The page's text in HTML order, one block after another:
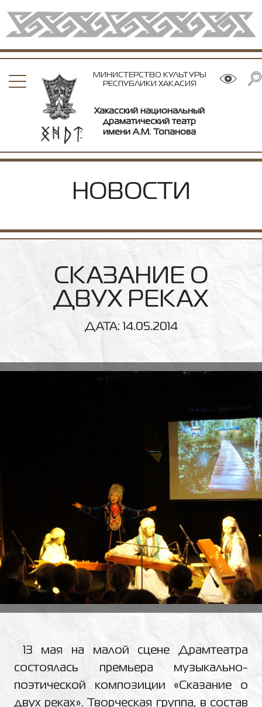
МИНИСТЕРСТВО КУЛЬТУРЫ
РЕСПУБЛИКИ ХАКАСИЯ
Хакасский национальный
драматический театр
имени А.М. Топанова
НОВОСТИ
СКАЗАНИЕ О
ДВУХ РЕКАХ
ДАТА: 14.05.2014
13 мая на малой сцене Драмтеатра
состоялась премьера музыкально-
поэтической композиции «Сказание о
двух реках». Творческая группа, в состав